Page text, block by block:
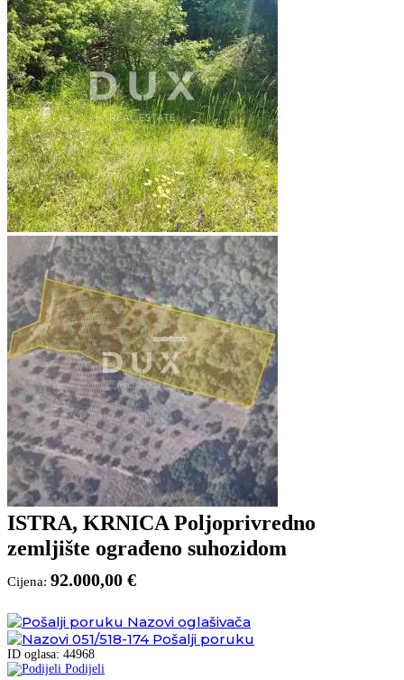
ISTRA, KRNICA Poljoprivredno
zemljište ograđeno suhozidom
Cijena: 92.000,00 €
Nazovi oglašivača
051/518-174 Pošalji poruku
ID oglasa: 44968
Podijeli